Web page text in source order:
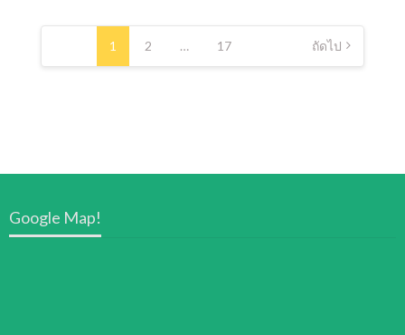
แนะแนว
1 2 … 17 ถัดไป
Google Map!